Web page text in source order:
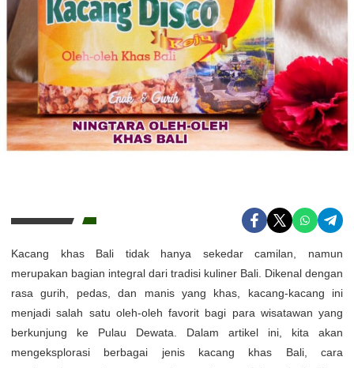
Kacang khas Bali tidak hanya sekedar camilan, namun
merupakan bagian integral dari tradisi kuliner Bali. Dikenal dengan
rasa gurih, pedas, dan manis yang khas, kacang-kacang ini
menjadi salah satu oleh-oleh favorit bagi para wisatawan yang
berkunjung ke Pulau Dewata. Dalam artikel ini, kita akan
mengeksplorasi berbagai jenis kacang khas Bali, cara